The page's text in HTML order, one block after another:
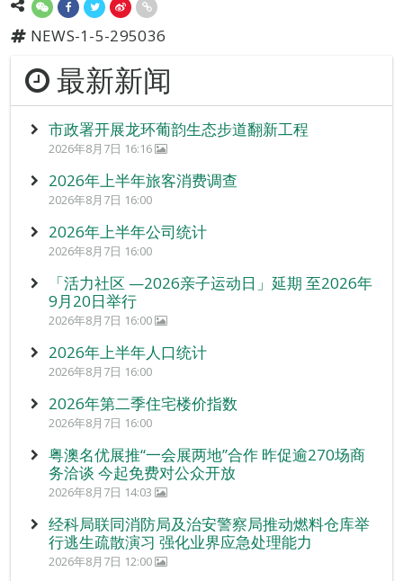
NEWS-1-5-295036
最新新闻
市政署开展龙环葡韵生态步道翻新工程
2026年8月7日 16:16
2026年上半年旅客消费调查
2026年8月7日 16:00
2026年上半年公司统计
2026年8月7日 16:00
「活力社区 —2026亲子运动日」延期 至2026年
9月20日举行
2026年8月7日 16:00
2026年上半年人口统计
2026年8月7日 16:00
2026年第二季住宅楼价指数
2026年8月7日 16:00
粤澳名优展推“一会展两地”合作 昨促逾270场商
务洽谈 今起免费对公众开放
2026年8月7日 14:03
经科局联同消防局及治安警察局推动燃料仓库举
行逃生疏散演习 强化业界应急处理能力
2026年8月7日 12:00